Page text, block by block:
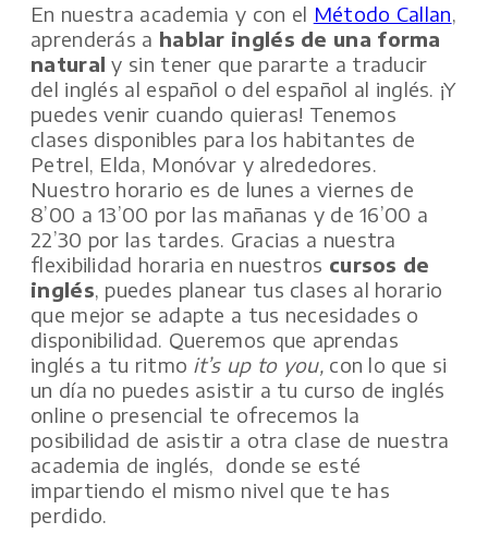
En nuestra academia y con el Método Callan,
aprenderás a hablar inglés de una forma
natural y sin tener que pararte a traducir
del inglés al español o del español al inglés. ¡Y
puedes venir cuando quieras! Tenemos
clases disponibles para los habitantes de
Petrel, Elda, Monóvar y alrededores.
Nuestro horario es de lunes a viernes de
8’00 a 13’00 por las mañanas y de 16’00 a
22’30 por las tardes. Gracias a nuestra
flexibilidad horaria en nuestros cursos de
inglés, puedes planear tus clases al horario
que mejor se adapte a tus necesidades o
disponibilidad. Queremos que aprendas
inglés a tu ritmo it’s up to you, con lo que si
un día no puedes asistir a tu curso de inglés
online o presencial te ofrecemos la
posibilidad de asistir a otra clase de nuestra
academia de inglés, donde se esté
impartiendo el mismo nivel que te has
perdido.